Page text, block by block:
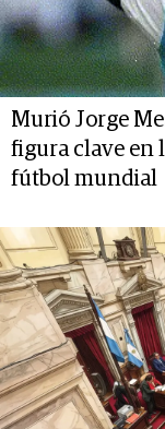
Murió Jorge
figura clave en
fútbol mundial